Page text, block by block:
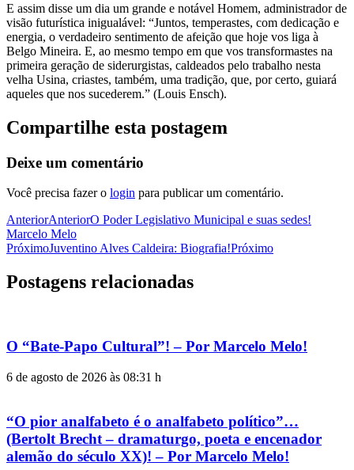
E assim disse um dia um grande e notável Homem, administrador de
visão futurística inigualável: “Juntos, temperastes, com dedicação e
energia, o verdadeiro sentimento de afeição que hoje vos liga à
Belgo Mineira. E, ao mesmo tempo em que vos transformastes na
primeira geração de siderurgistas, caldeados pelo trabalho nesta
velha Usina, criastes, também, uma tradição, que, por certo, guiará
aqueles que nos sucederem.” (Louis Ensch).
Compartilhe esta postagem
Deixe um comentário
Você precisa fazer o login para publicar um comentário.
AnteriorAnteriorO Poder Legislativo Municipal e suas sedes!
Marcelo Melo
PróximoJuventino Alves Caldeira: Biografia!Próximo
Postagens relacionadas
O “Bate-Papo Cultural”! – Por Marcelo Melo!
6 de agosto de 2026 às 08:31 h
“O pior analfabeto é o analfabeto político”…
(Bertolt Brecht – dramaturgo, poeta e encenador
alemão do século XX)! – Por Marcelo Melo!